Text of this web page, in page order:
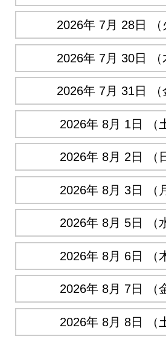
2026年 7月 28日 （
2026年 7月 30日 （
2026年 7月 31日 （
2026年 8月 1日 （
2026年 8月 2日 （
2026年 8月 3日 （
2026年 8月 5日 （
2026年 8月 6日 （
2026年 8月 7日 （
2026年 8月 8日 （